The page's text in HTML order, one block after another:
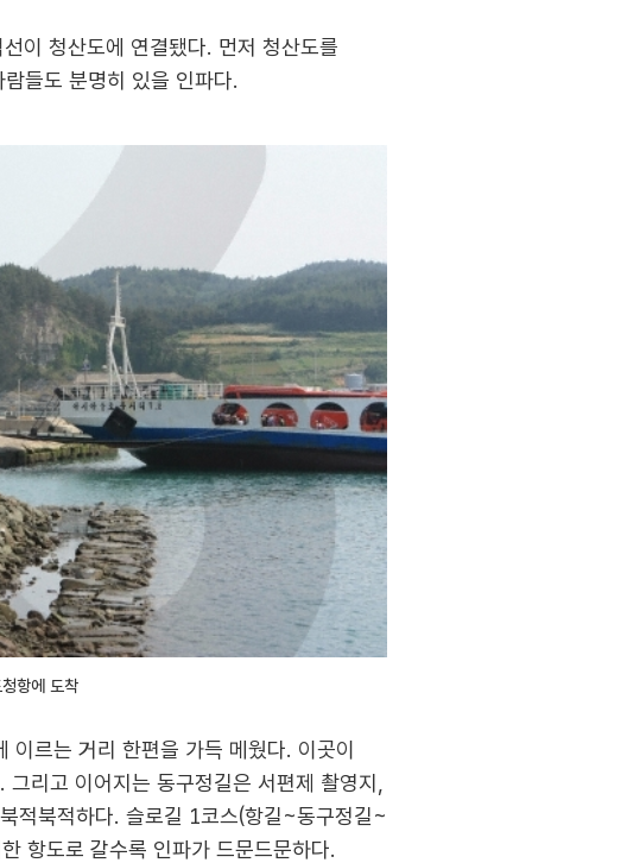
이 청산도에 연결됐다. 먼저 청산도를
들도 분명히 있을 인파다.
항에 도착
르는 거리 한편을 가득 메웠다. 이곳이
리고 이어지는 동구정길은 서편제 촬영지,
적북적하다. 슬로길 1코스(항길~동구정길~
항도로 갈수록 인파가 드문드문하다.